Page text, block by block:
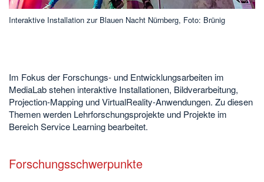
Interaktive Installation zur Blauen Nacht Nürnberg, Foto: Brünig
Im Fokus der Forschungs- und Entwicklungsarbeiten im
MediaLab stehen interaktive Installationen, Bildverarbeitung,
Projection-Mapping und VirtualReality-Anwendungen. Zu diesen
Themen werden Lehrforschungsprojekte und Projekte im
Bereich Service Learning bearbeitet.
Forschungsschwerpunkte